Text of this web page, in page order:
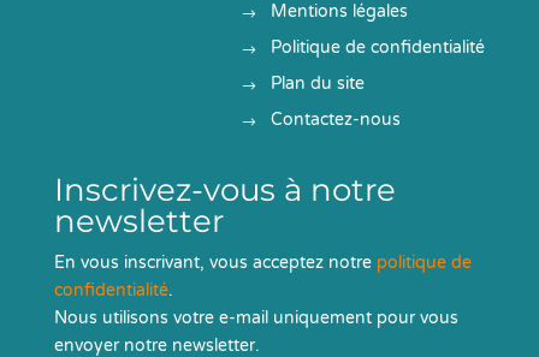
Mentions légales
Politique de confidentialité
Plan du site
Contactez-nous
Inscrivez-vous à notre
newsletter
En vous inscrivant, vous acceptez notre politique de
confidentialité.
Nous utilisons votre e-mail uniquement pour vous
envoyer notre newsletter.